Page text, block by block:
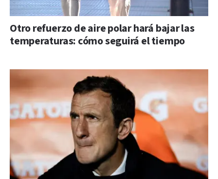
Otro refuerzo de aire polar hará bajar las
temperaturas: cómo seguirá el tiempo